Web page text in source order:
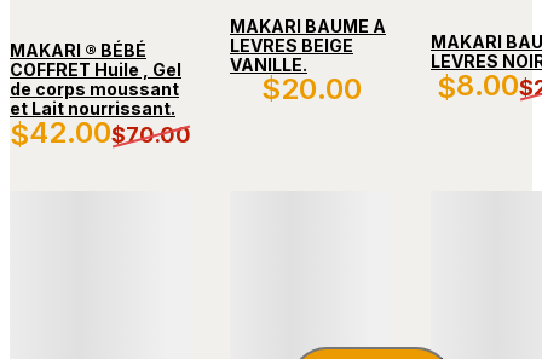
MAKARI ® BÉBÉ
COFFRET Huile , Gel
de corps moussant
et Lait nourrissant.
$42.00$70.00
MAKARI BAUME A
LEVRES BEIGE
VANILLE.
$20.00
MAKARI
LEVRES
$8.00$